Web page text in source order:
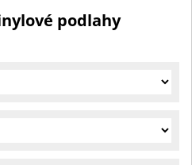
podlahy